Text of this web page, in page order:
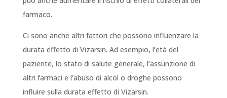
farmaco.
Ci sono anche altri fattori che possono influenzare la
durata effetto di Vizarsin. Ad esempio, l’età del
paziente, lo stato di salute generale, l’assunzione di
altri farmaci e l’abuso di alcol o droghe possono
influire sulla durata effetto di Vizarsin.